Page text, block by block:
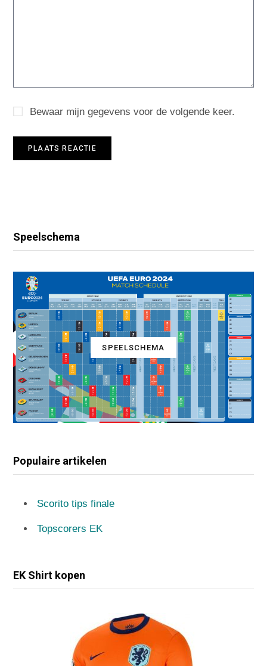
Bewaar mijn gegevens voor de volgende keer.
Speelschema
SPEELSCHEMA
Populaire artikelen
Scorito tips finale
Topscorers EK
EK Shirt kopen